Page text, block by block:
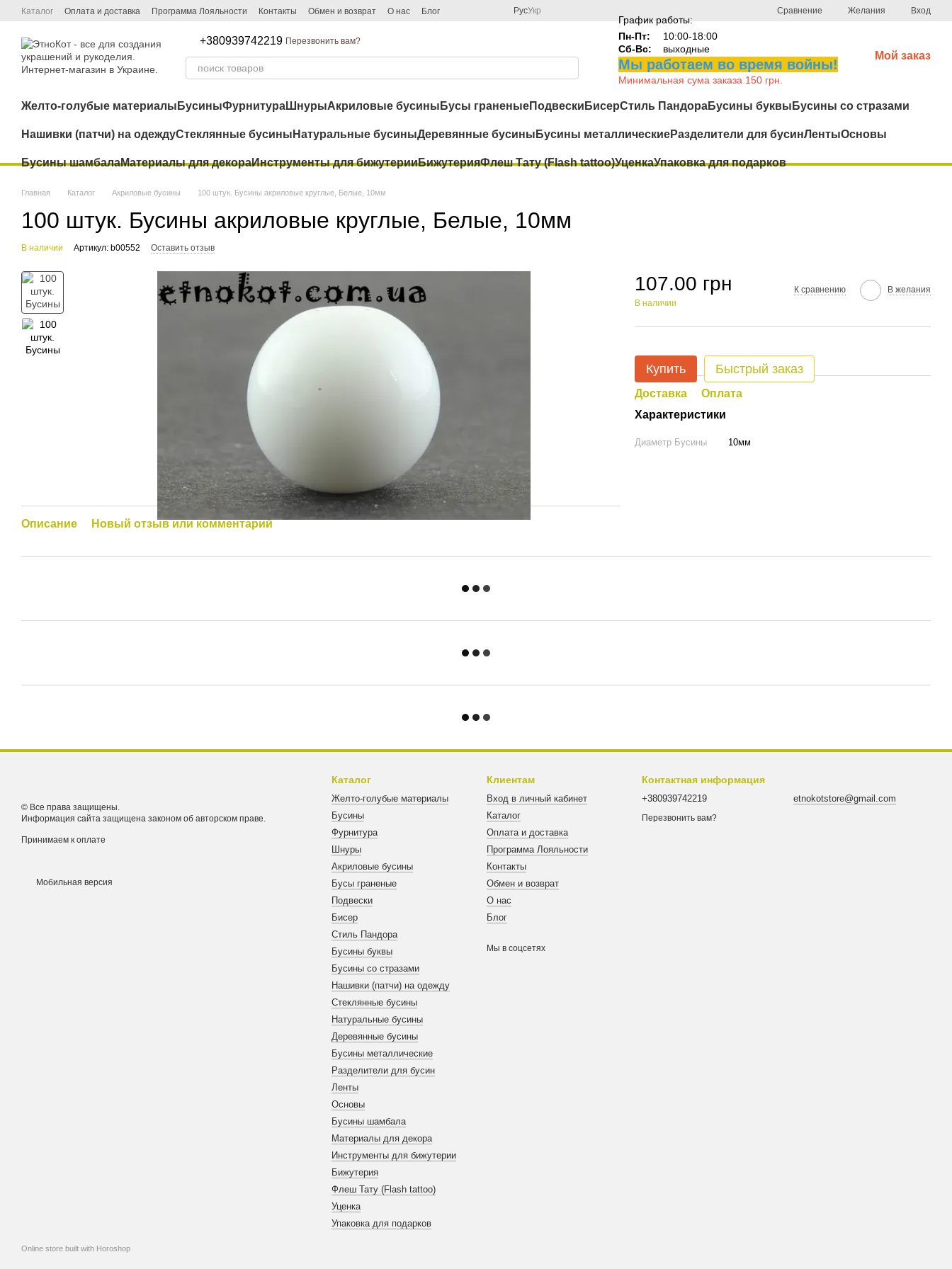
Перейти к основному контенту
Каталог Оплата и доставка Программа Лояльности Контакты Обмен и возврат О нас Блог РусУкр Сравнение Желания Вход
+380939742219 Перезвонить вам?
График работы:
Пн-Пт:
10:00-18:00
Сб-Вс:
выходные
Мы работаем во время войны!
Минимальная сума заказа 150 грн.
Мой заказ
Желто-голубые материалы БусиныФурнитураШнурыАкриловые бусины Бусы граненыеПодвески БисерСтиль ПандораБусины буквы Бусины со стразами
Нашивки (патчи) на одеждуСтеклянные бусины Натуральные бусиныДеревянные бусины Бусины металлическиеРазделители для бусинЛентыОсновы
Бусины шамбалаМатериалы для декораИнструменты для бижутерииБижутерияФлеш Тату (Flash tattoo)УценкаУпаковка для подарков
Главная Каталог Акриловые бусины 100 штук. Бусины акриловые круглые, Белые, 10мм
100 штук. Бусины акриловые круглые, Белые, 10мм
В наличии Артикул: b00552 Оставить отзыв
Описание Новый отзыв или комментарий
107.00 грн
В наличии
К сравнению В желания
Купить Быстрый заказ
Доставка
Оплата
Характеристики
Диаметр Бусины 10мм
© Все права защищены.
Информация сайта защищена законом об авторском праве.
Принимаем к оплате
Мобильная версия
Online store built with Horoshop
Каталог
Желто-голубые материалы
Бусины
Фурнитура
Шнуры
Акриловые бусины
Бусы граненые
Подвески
Бисер
Стиль Пандора
Бусины буквы
Бусины со стразами
Нашивки (патчи) на одежду
Стеклянные бусины
Натуральные бусины
Деревянные бусины
Бусины металлические
Разделители для бусин
Ленты
Основы
Бусины шамбала
Материалы для декора
Инструменты для бижутерии
Бижутерия
Флеш Тату (Flash tattoo)
Уценка
Упаковка для подарков
Клиентам
Вход в личный кабинет
Каталог
Оплата и доставка
Программа Лояльности
Контакты
Обмен и возврат
О нас
Блог
Мы в соцсетях
Контактная информация
+380939742219
Перезвонить вам?
etnokotstore@gmail.com